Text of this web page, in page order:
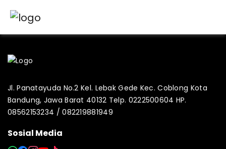
Jl. Panatayuda No.2 Kel. Lebak Gede Kec. Coblong Kota
Bandung, Jawa Barat 40132 Telp. 0222500604 HP.
08562153234 / 082219881949
Sosial Media